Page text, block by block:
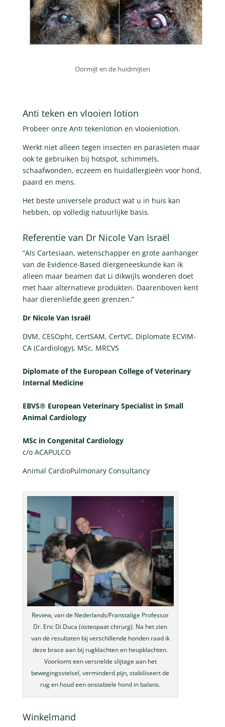
Oormijt en de huidmijten
Anti teken en vlooien lotion
Probeer onze Anti tekenlotion en vlooienlotion.
Werkt niet alleen tegen insecten en parasieten maar
ook te gebruiken bij hotspot, schimmels,
schaafwonden, eczeem en huidallergieën voor hond,
paard en mens.
Het beste universele product wat u in huis kan
hebben, op volledig natuurlijke basis.
Referentie van Dr Nicole Van Israël
“Als Cartesiaan, wetenschapper en grote aanhanger
van de Evidence-Based diergeneeskunde kan ik
alleen maar beamen dat Li dikwijls wonderen doet
met haar alternatieve produkten. Daarenboven kent
haar dierenliefde geen grenzen.”
Dr Nicole Van Israël
DVM, CESOpht, CertSAM, CertVC, Diplomate ECVIM-
CA (Cardiology), MSc, MRCVS
Diplomate of the European College of Veterinary
Internal Medicine
EBVS® European Veterinary Specialist in Small
Animal Cardiology
MSc in Congenital Cardiology
c/o ACAPULCO
Animal CardioPulmonary Consultancy
Review, van de Nederlands/Franstalige Professor
Dr. Eric Di Duca (osteopaat chirurg). Na het zien
van de resultaten bij verschillende honden raad ik
deze brace aan bij rugklachten en heupklachten.
Voorkomt een versnelde slijtage aan het
bewegingsstelsel, verminderd pijn, stabiliseert de
rug en houd een onstabiele hond in balans.
Winkelmand